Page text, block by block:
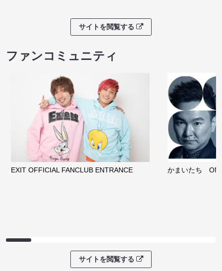
サイトを閲覧する
ファンコミュニティ
EXIT OFFICIAL FANCLUB ENTRANCE かまいたち
サイトを閲覧する